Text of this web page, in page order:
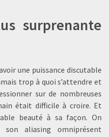
surprenante
une puissance discutable
trop à quoi s’attendre et
sur de nombreuses
était difficile à croire. Et
beauté à sa façon. On
son aliasing omniprésent